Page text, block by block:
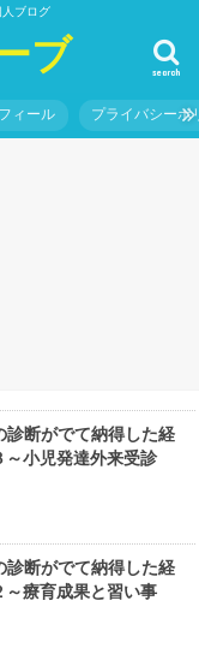
人ブログ
ブ search
ィール プライバシーポ
診断がでて納得した経
～小児発達外来受診
診断がでて納得した経
～療育成果と習い事